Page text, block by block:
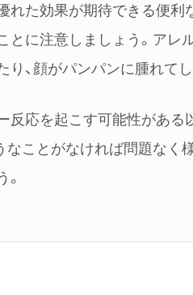
れた効果が期待できる便利
に注意しましょう。アレ
、顔がパンパンに腫れて
応を起こす可能性がある
なことがなければ問題なく